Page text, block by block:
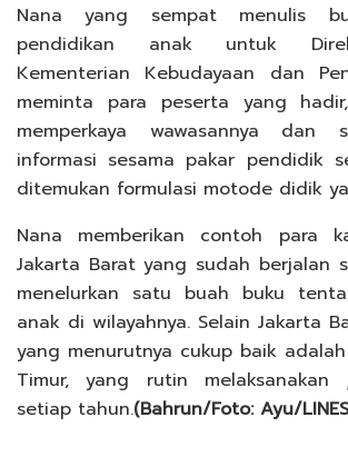
Nana yang sempat menulis
pendidikan anak untuk
Kementerian Kebudayaan dan
meminta para peserta yang
memperkaya wawasannya dan
informasi sesama pakar pendidik
ditemukan formulasi motode didik
Nana memberikan contoh para
Jakarta Barat yang sudah berjalan
menelurkan satu buah buku
anak di wilayahnya. Selain Jakarta
yang menurutnya cukup baik adalah
Timur, yang rutin melaksanakan
setiap tahun.(Bahrun/Foto: Ayu/